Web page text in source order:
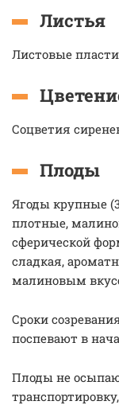
Листья
Листовые
Соцветия
Плоды
Ягоды крупные
плотные,
сферической
сладкая,
малиновым
Сроки
поспевают в
Плоды не